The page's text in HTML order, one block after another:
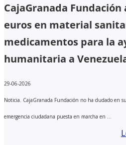
CajaGranada Fundación
euros en material
medicamentos para la
humanitaria a
29-06-2026
Noticia. CajaGranada Fundación no ha dudado en
emergencia ciudadana puesta en marcha en ...